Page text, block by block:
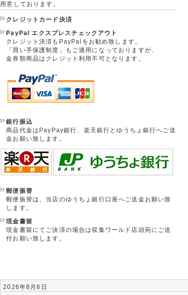
用意しております。
クレジットカード決済
PayPal エクスプレスチェックアウト
クレジット決済もPayPalをお勧め致します。
「買い手保護制度」もご適用になっておりますが、
金券類商品はクレジット利用不可となります。
銀行振込
商品代金はPayPay銀行、楽天銀行とゆうちょ銀行へご送
金お願い致します。
郵便振替
郵便振替は、当店のゆうちょ銀行口座へご送金お願い致
します。
現金書留
現金書留にてご決済の場合は収集ワールド店頭宛にご送
付お願い致します。
2026年8月6日